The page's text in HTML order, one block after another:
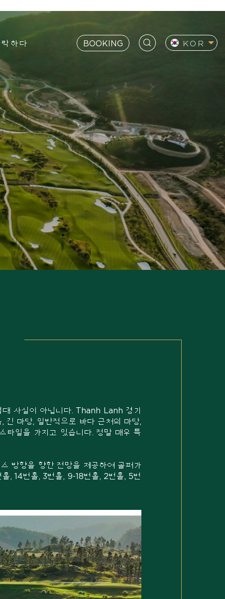
하다 BOOKING KOR
사실이 아닙니다. Thanh Lanh 경기
마당, 일반적으로 바다 근처의 마당,
타일을 가지고 있습니다. 정말 매우 특
방향을 향한 전망을 제공하여 골퍼가
, 14번홀, 3번홀, 9-18번홀, 2번홀, 5번